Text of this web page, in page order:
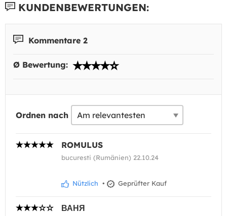
KUNDENBEWERTUNGEN:
Kommentare 2
Ø Bewertung:
Ordnen nach
ROMULUS
bucuresti (Rumänien) 22.10.24
Nützlich • Geprüfter Kauf
ВАНЯ